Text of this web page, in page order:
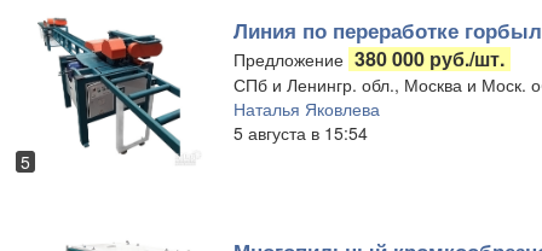
5
Линия по переработке
Предложение 380 000 руб./шт.
СПб и Ленингр. обл., Москва и Моск.
Наталья Яковлева
5 августа в 15:54